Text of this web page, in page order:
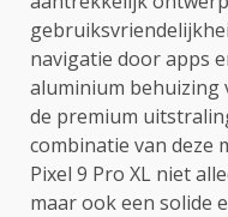
navigatie door apps
aluminium behuizing
de premium
combinatie van deze
Pixel 9 Pro XL niet
maar ook een solide